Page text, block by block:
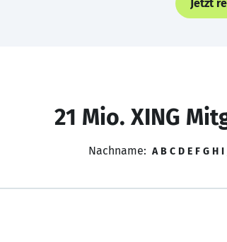
Jetzt
21 Mio. XING
Nachname: A B C D E F G H I